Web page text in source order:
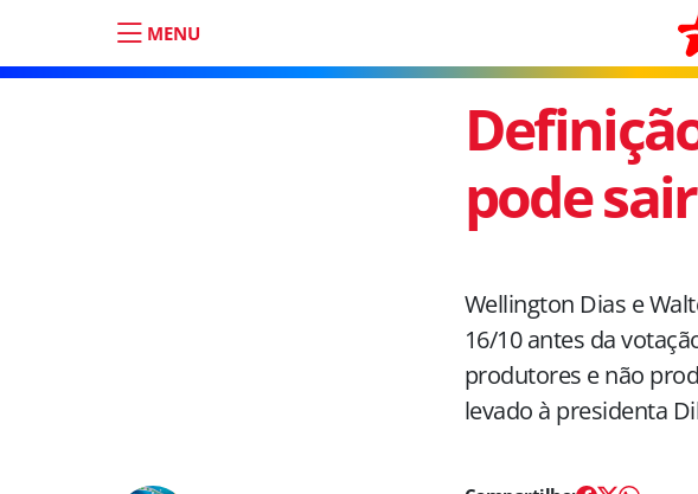
MENU
pode
Wellington Dias e
16/10 antes da
produtores e não
levado à presidenta